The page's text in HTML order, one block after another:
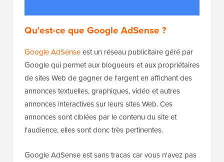
Qu'est-ce que Google AdSense ?
Google AdSenseest un réseau publicitaire géré par
Google qui permet aux blogueurs et aux propriétaires
de sites Web de gagner de l'argent en affichant des
annonces textuelles, graphiques, vidéo et autres
annonces interactives sur leurs sites Web. Ces
annonces sont ciblées par le contenu du site et
l'audience, elles sont donc très pertinentes.
Google AdSense est sans tracas car vous n'avez pas